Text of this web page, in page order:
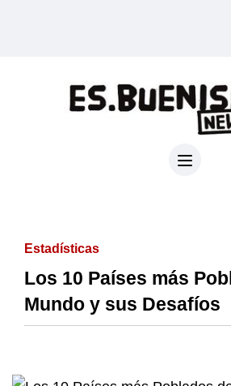
Estadísticas
Los 10 Países más
Mundo y sus Desafíos